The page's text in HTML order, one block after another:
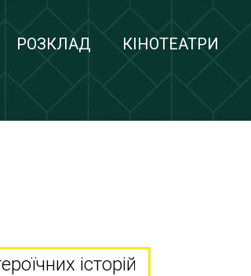
РОЗКЛАД КІНОТЕАТРИ
історій